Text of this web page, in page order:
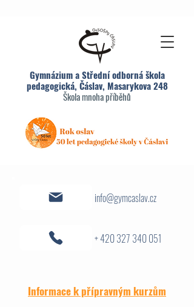
Gymnázium a Střední odborná škola
pedagogická, Čáslav, Masarykova 248
Škola mnoha příběhů
info@gymcaslav.cz
+ 420 327 340 051
Informace k přípravným kurzům